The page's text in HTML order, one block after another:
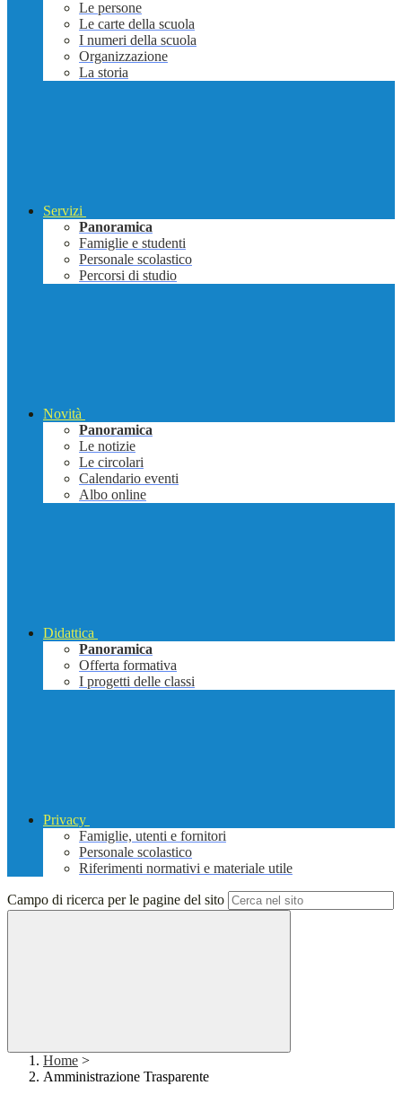
Le persone
Le carte della scuola
I numeri della scuola
Organizzazione
La storia
Servizi
Panoramica
Famiglie e studenti
Personale scolastico
Percorsi di studio
Novità
Panoramica
Le notizie
Le circolari
Calendario eventi
Albo online
Didattica
Panoramica
Offerta formativa
I progetti delle classi
Privacy
Famiglie, utenti e fornitori
Personale scolastico
Riferimenti normativi e materiale utile
Campo di ricerca per le pagine del sito
Home >
Amministrazione Trasparente